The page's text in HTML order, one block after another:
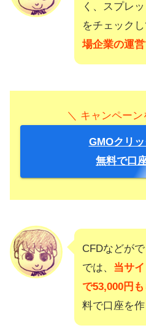
く、スプレ
をチェック
場企業の運営
＼ キャンペー
GMOクリ
無料で口
CFDなどが
では、 当サ
で53,000円
料で口座を